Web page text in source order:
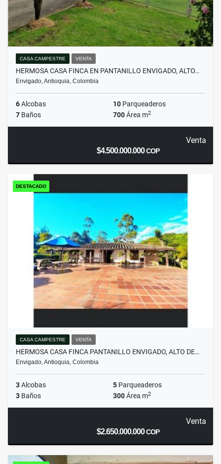
CASA CAMPESTRE VENTA
HERMOSA CASA FINCA EN PANTANILLO ENVIGADO, ALTO…
Envigado, Antioquia, Colombia
6Alcobas 10 Parqueaderos
7 Baños 700Área m2
Venta
$4.500.000.000COP
DESTACADO
CASA CAMPESTRE VENTA
HERMOSA CASA FINCA PANTANILLO ENVIGADO, ALTO DE…
Envigado, Antioquia, Colombia
3Alcobas 5 Parqueaderos
3 Baños 300Área m2
Venta
$2.650.000.000COP